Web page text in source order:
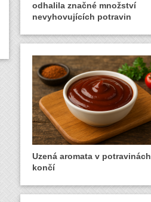
odhalila značné množství
nevyhovujících potravin
Uzená aromata v potravinách
končí